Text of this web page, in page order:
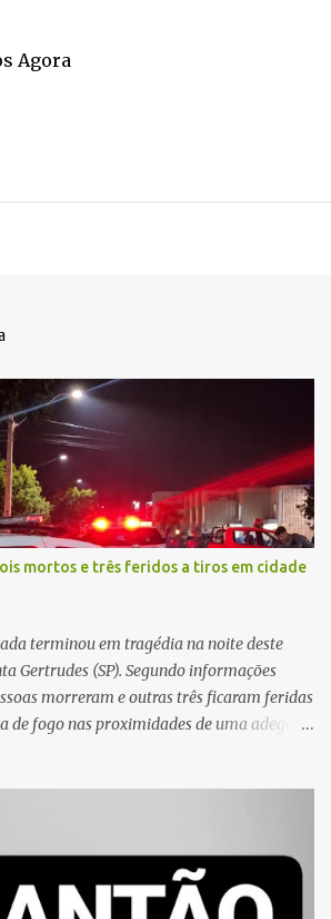
Agora
mortos e três feridos a tiros em cidade
terminou em tragédia na noite deste
Gertrudes (SP). Segundo informações
morreram e outras três ficaram feridas
de fogo nas proximidades de uma adega. O
vítimas morreram ainda no local. Outras
e socorridas. Até o momento, não
oficiais sobre o estado de saúde dos